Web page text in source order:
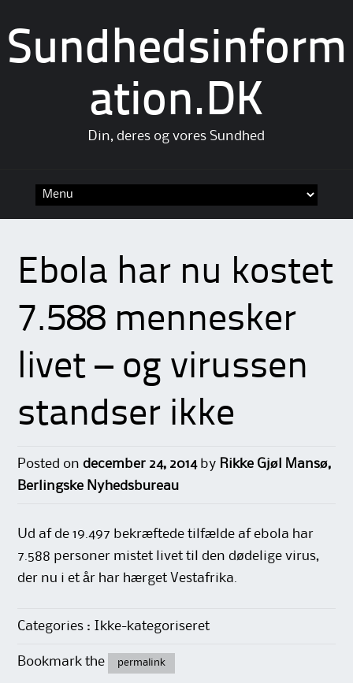
Sundhedsinform
ation.DK
Din, deres og vores Sundhed
Ebola har nu kostet
7.588 mennesker
livet – og virussen
standser ikke
Posted ondecember 24, 2014by Rikke Gjøl Mansø,
Berlingske Nyhedsbureau
Ud af de 19.497 bekræftede tilfælde af ebola har
7.588 personer mistet livet til den dødelige virus,
der nu i et år har hærget Vestafrika.
Categories : Ikke-kategoriseret
Bookmark the permalink